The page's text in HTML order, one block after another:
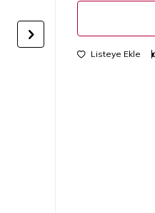
Listeye Ekle